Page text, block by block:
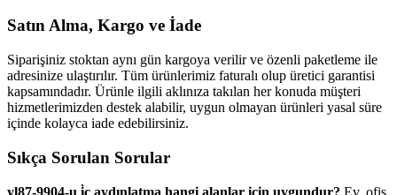
Satın Alma, Kargo ve İade
Siparişiniz stoktan aynı gün kargoya verilir ve özenli paketleme ile
adresinize ulaştırılır. Tüm ürünlerimiz faturalı olup üretici garantisi
kapsamındadır. Ürünle ilgili aklınıza takılan her konuda müşteri
hizmetlerimizden destek alabilir, uygun olmayan ürünleri yasal süre
içinde kolayca iade edebilirsiniz.
Sıkça Sorulan Sorular
yl87-9904-u i̇ç aydınlatma hangi alanlar için uygundur? Ev, ofis